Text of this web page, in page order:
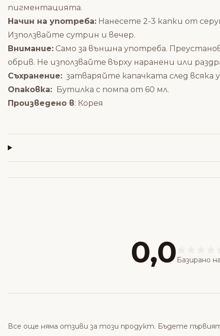
пигментацията.
Начин на употреба: Нанесете 2-3 капки от
Използвайте сутрин и вечер.
Внимание: Само за външна употреба.
обрив. Не използвайте върху наранени или
Съхранение: затваряйте капачката след
Опаковка: Бутилка с помпа от 60 мл.
Произведено в: Корея
0,0 Базирано
Все още няма отзиви за този продукт. Бъдете